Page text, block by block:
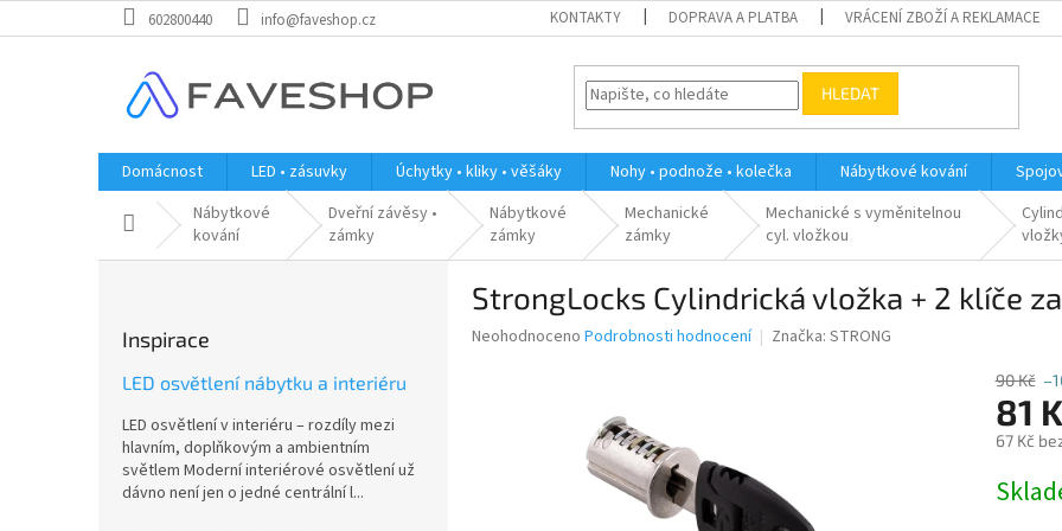
na
602800440 info@faveshop.cz KONTAKTY DOPRAVA A PLATBA VRÁCENÍ ZBOŽÍ A REKLAMACE
HLEDAT
Domácnost LED • zásuvky Úchytky • kliky • věšáky Nohy • podnože • kolečka Nábytkové kování
Domů Nábytkové
kování
Dveřní závěsy •
zámky
Nábytkové
zámky
Mechanické
zámky
Mechanické s vyměnitelnou
cyl. vložkou
Inspirace
LED osvětlení nábytku a interiéru
LED osvětlení v interiéru – rozdíly mezi
hlavním, doplňkovým a ambientním
světlem Moderní interiérové osvětlení už
dávno není jen o jedné centrální l...
StrongLocks Cylindrická vložka + 2 klíče
Průměrné
Neohodnoceno Podrobnosti hodnocení Značka: STRONG
90 Kč
81
67 Kč
cena: